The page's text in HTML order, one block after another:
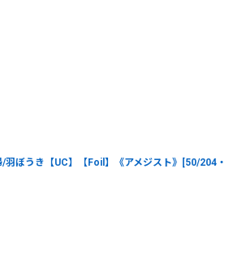
羽ぼうき【UC】【Foil】《アメジスト》[50/204・